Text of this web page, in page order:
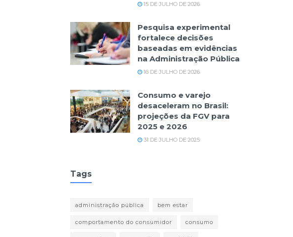
15 DE JULHO DE 2026
Pesquisa experimental
fortalece decisões
baseadas em evidências
na Administração Pública
16 DE JULHO DE 2026
Consumo e varejo
desaceleram no Brasil:
projeções da FGV para
2025 e 2026
31 DE JULHO DE 2025
Tags
administração pública bem estar
comportamento do consumidor consumo